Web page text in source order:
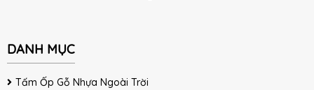
DANH MỤC
Tấm Ốp Gỗ Nhựa Ngoài Trời